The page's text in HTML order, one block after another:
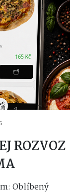
ROZVOZ
Oblíbený